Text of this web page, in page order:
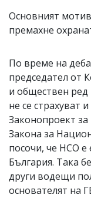
Основният
премахне
По време на
председател от
и обществен
не се страхуват
Законопроект
Закона за
посочи, че НСО
България. Така
други водещи
основателят на